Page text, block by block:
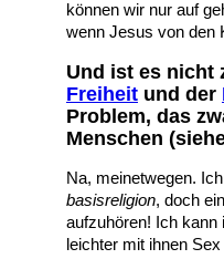
können wir nur auf
wenn Jesus von den
Und ist es nicht
Freiheit und der
Problem, das
Menschen
Na, meinetwegen.
basisreligion, doch
aufzuhören! Ich kann
leichter mit ihnen